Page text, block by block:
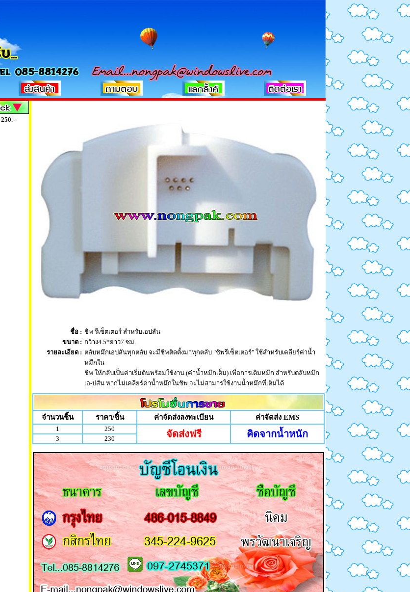
250.-
ชื่อ : ชิพ รีเซ็ตเตอร์ สำหรับเอปสัน
ขนาด : กว้าง4.5*ยาว7 ซม.
รายละเอียด : ตลับหมึกเอปสันทุกตลับ จะมีชิพติดตั้งมาทุกตลับ "ชิพรีเซ็ตเตอร์" ใช้สำหรับเคลียร์ค่าน้ำ
หมึกใน
ชิพ ให้กลับเป็นค่าเริ่มต้นพร้อมใช้งาน (ค่าน้ำหมึกเต็ม) เพื่อการเติมหมึก สำหรับตลับหมึก
เอ-ปสัน หากไม่เคลียร์ค่าน้ำหมึกในชิพ จะไม่สามารใช้งานน้ำหมึกที่เติมได้
จำนวนชิ้น ราคา/ชิ้น ค่าจัดส่งลงทะเบียน ค่าจัดส่ง EMS
1 250 จัดส่งฟรี คิดจากน้ำหนัก
3 230